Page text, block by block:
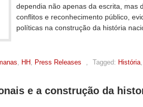
dependia não apenas da escrita, mas
conflitos e reconhecimento público,
políticas na construção da história
, HH, Press Releases , Tagged: História,
e a construção da